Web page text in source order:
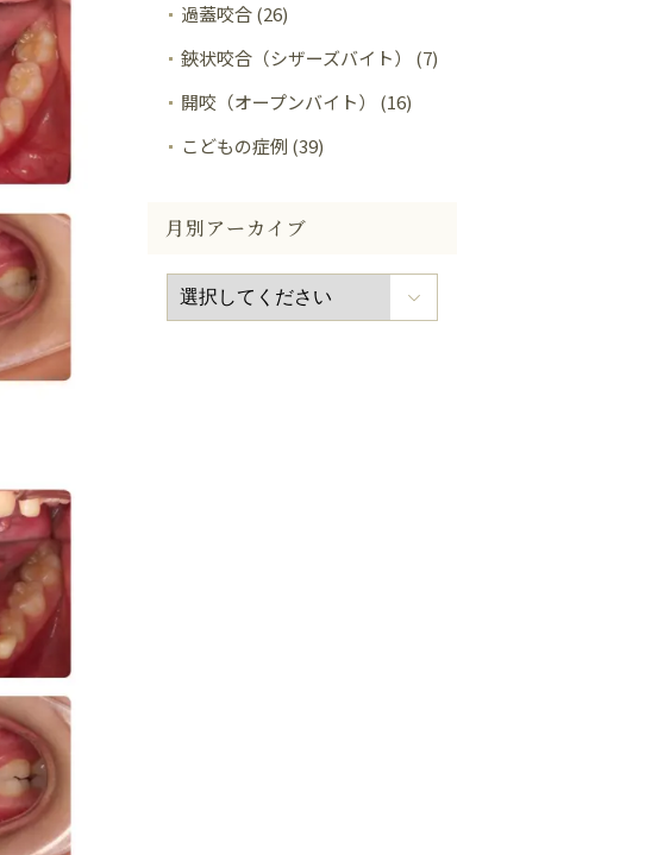
過蓋咬合 (26)
鋏状咬合（シザーズバイト） (7)
開咬（オープンバイト） (16)
こどもの症例 (39)
月別アーカイブ
ビザライン）